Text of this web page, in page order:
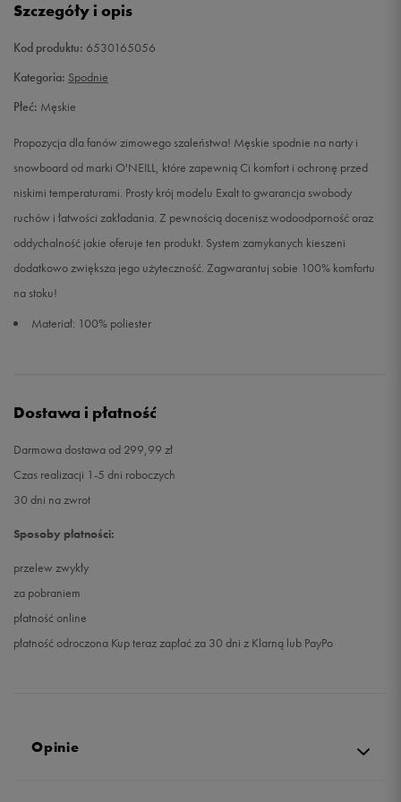
XXL
Szczegóły i opis
Kod produktu: 6530165056
Kategoria: Spodnie
Płeć: Męskie
Propozycja dla fanów zimowego szaleństwa! Męskie spodnie na narty i
snowboard od marki O'NEILL, które zapewnią Ci komfort i ochronę przed
niskimi temperaturami. Prosty krój modelu Exalt to gwarancja swobody
ruchów i łatwości zakładania. Z pewnością docenisz wodoodporność oraz
oddychalność jakie oferuje ten produkt. System zamykanych kieszeni
dodatkowo zwiększa jego użyteczność. Zagwarantuj sobie 100% komfortu
na stoku!
Materiał: 100% poliester
Dostawa i płatność
Darmowa dostawa od 299,99 zł
Czas realizacji 1-5 dni roboczych
30 dni na zwrot
Sposoby płatności:
przelew zwykły
za pobraniem
płatność online
płatność odroczona Kup teraz zapłać za 30 dni z Klarną lub PayPo
Opinie